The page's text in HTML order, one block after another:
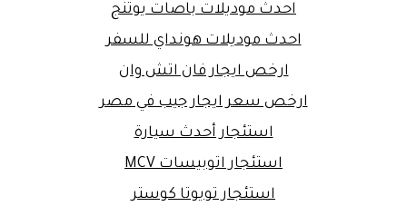
احدث موديلات باصات يوتنج
احدث موديلات هونداي للسفر
ارخص ايجار فان اتش وان
ارخص سعر ايجار جيب في مصر
استئجار أحدث سيارة
استئجار اتوبيسات MCV
استئجار تويوتا كوستر